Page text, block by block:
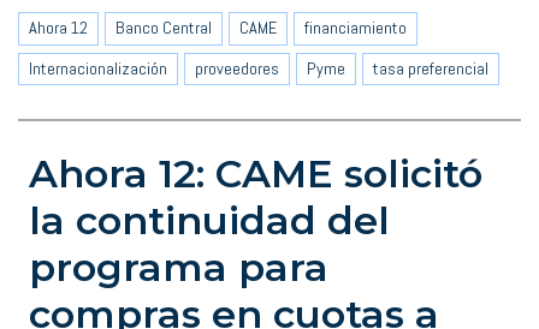
Ahora 12
Banco Central CAME
financiamiento
Internacionalización
proveedores Pyme tasa preferencial
Ahora 12: CAME solicitó
la continuidad del
programa para
compras en cuotas a